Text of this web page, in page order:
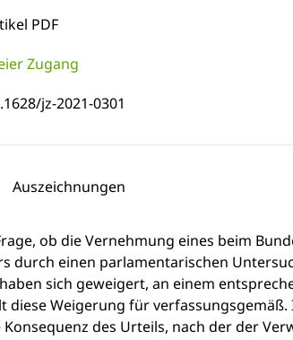
PDF
Zugang
jz-2021-0301
Auszeichnungen
ob die Vernehmung eines beim
durch einen parlamentarischen
sich geweigert, an einem
Weigerung für verfassungsgemäß.
des Urteils, nach der der